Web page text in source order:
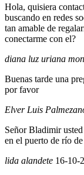
Hola, quisiera
buscando en redes
tan amable de
conectarme con el?
diana luz uriana
Buenas tarde una
por favor
Elver Luis
Señor Bladimir
en el puerto de río
lida alandete 16-10-